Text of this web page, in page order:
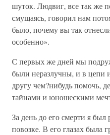
шуток. Людвиг, все так же
смущаясь, говорил нам
было, почему вы так
особенно».
С первых же дней мы
были неразлучны, и в цепи
другу чем?нибудь помочь,
тайнами и юношескими
За день до его смерти я
повозке. В его глазах была